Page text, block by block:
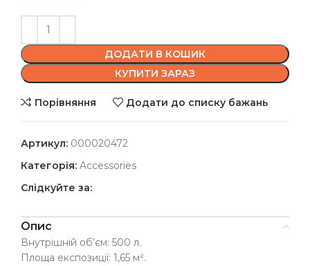
ДОДАТИ В КОШИК
КУПИТИ ЗАРАЗ
Порівняння Додати до списку бажань
Артикул: 000020472
Категорія: Accessories
Слідкуйте за:
Опис
Внутрішній об’єм: 500 л.
Площа експозиції: 1,65 м².